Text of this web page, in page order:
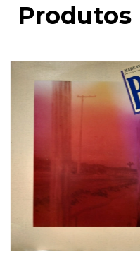
Produtos